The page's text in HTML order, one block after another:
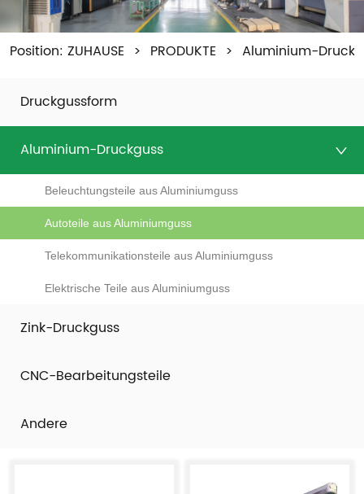
Position: ZUHAUSE > PRODUKTE > Aluminium-
Druckgussform
Aluminium-Druckguss
Beleuchtungsteile aus Aluminiumguss
Autoteile aus Aluminiumguss
Telekommunikationsteile aus Aluminiumguss
Elektrische Teile aus Aluminiumguss
Zink-Druckguss
CNC-Bearbeitungsteile
Andere